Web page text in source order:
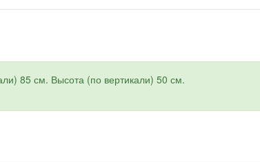
85 см. Высота (по вертикали) 50 см.